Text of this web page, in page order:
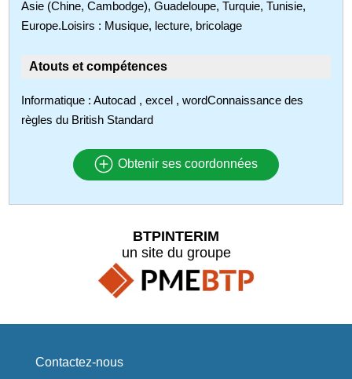
Asie (Chine, Cambodge), Guadeloupe, Turquie, Tunisie,
Europe.Loisirs : Musique, lecture, bricolage
Atouts et compétences
Informatique : Autocad , excel , wordConnaissance des
règles du British Standard
Obtenir ses coordonnées
BTPINTERIM
un site du groupe
Contactez-nous